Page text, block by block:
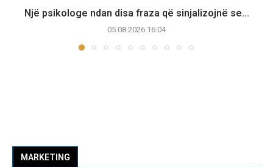
Një psikologe ndan disa fraza që sinjalizojnë se...
05.08.2026 16:04
MARKETING